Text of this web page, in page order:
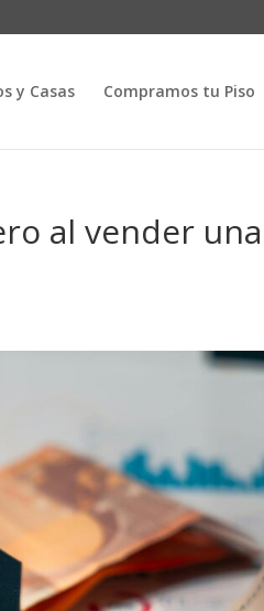
y Casas Compramos tu Piso
al vender una